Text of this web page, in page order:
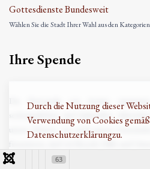
Durch die Nutzung dieser
Verwendung von Cookies
Datenschutzerklärungzu.
Gottesdienste Bundesweit
Wählen Sie die Stadt Ihrer Wahl aus den
Ihre Spende
Die Metropolis von Austria
seelsorgerlichen und kulturellen
unsere Diözese, wie auch unsere
finanzieren, sind wir für jede Hilfe und
63